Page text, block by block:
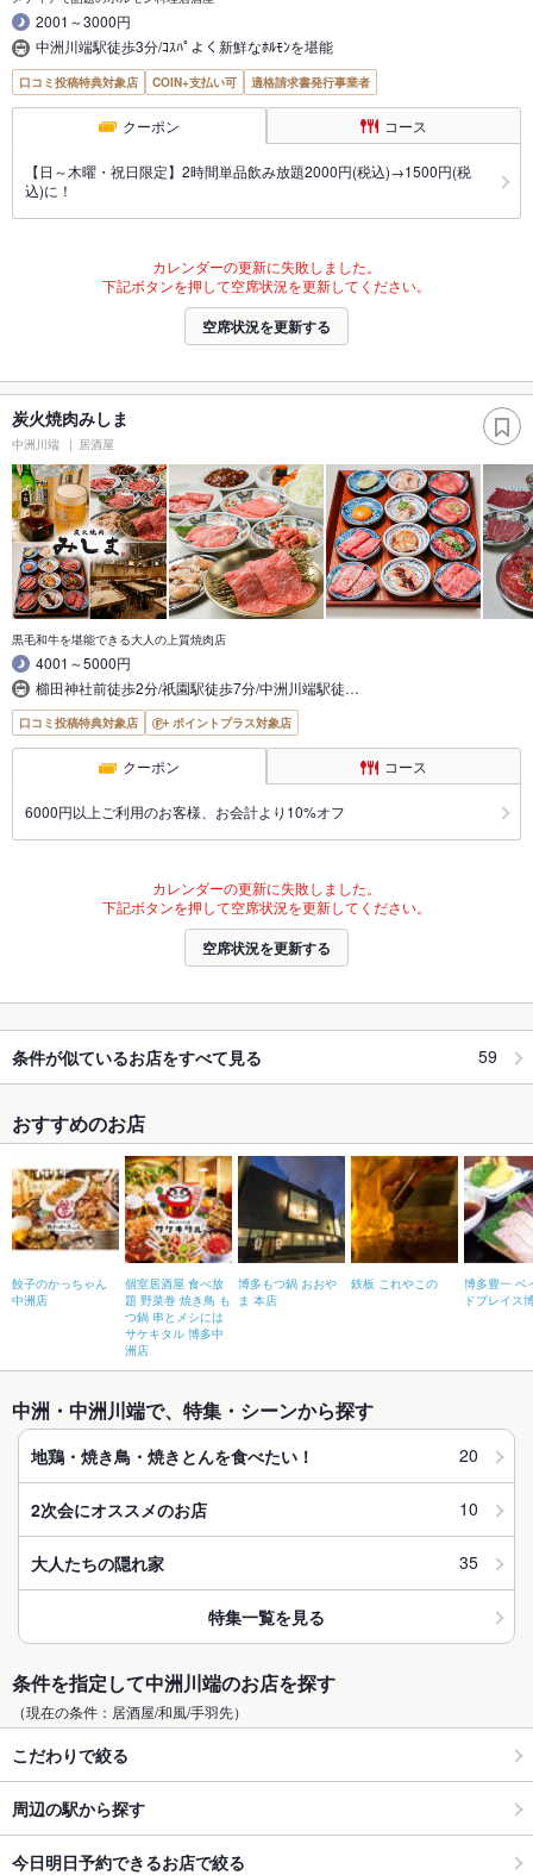
2001～3000円
中洲川端駅徒歩3分/ｺｽﾊﾟよく新鮮なﾎﾙﾓﾝを堪能
口コミ投稿特典対象店 COIN+支払い可 適格請求書発行事業者
クーポン コース
【日～木曜・祝日限定】2時間単品飲み放題2000円(税込)→1500円(税
込)に！
カレンダーの更新に失敗しました。
下記ボタンを押して空席状況を更新してください。
空席状況を更新する
炭火焼肉みしま
中洲川端 居酒屋
黒毛和牛を堪能できる大人の上質焼肉店
4001～5000円
櫛田神社前徒歩2分/祇園駅徒歩7分/中洲川端駅徒…
口コミ投稿特典対象店 ポイントプラス対象店
クーポン コース
6000円以上ご利用のお客様、お会計より10%オフ
カレンダーの更新に失敗しました。
下記ボタンを押して空席状況を更新してください。
空席状況を更新する
条件が似ているお店をすべて見る 59
おすすめのお店
餃子のかっちゃん
中洲店
個室居酒屋 食べ放
題 野菜巻 焼き鳥 も
つ鍋 串とメシには
サケキタル 博多中
洲店
博多もつ鍋 おおや
ま 本店
鉄板 これやこの
博多豊一 ベ
ドプレイス
中洲・中洲川端で、特集・シーンから探す
地鶏・焼き鳥・焼きとんを食べたい！ 20
2次会にオススメのお店 10
大人たちの隠れ家 35
特集一覧を見る
条件を指定して中洲川端のお店を探す
（現在の条件：居酒屋/和風/手羽先）
こだわりで絞る
周辺の駅から探す
今日明日予約できるお店で絞る